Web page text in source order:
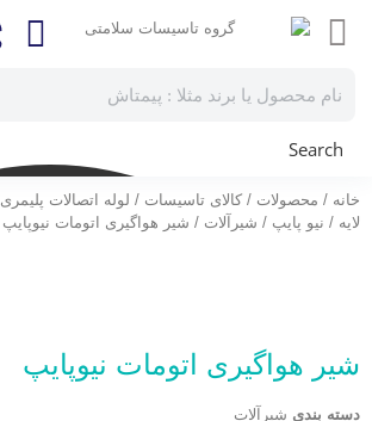
Search
خانه / محصولات / کالای تاسیسات / لوله اتصالات پلیمری
لایه / نیو پایپ / شیرآلات / شیر هواگیری اتومات نیوپایپ
شیر هواگیری اتومات نیوپایپ
دسته بندی شیرآلات